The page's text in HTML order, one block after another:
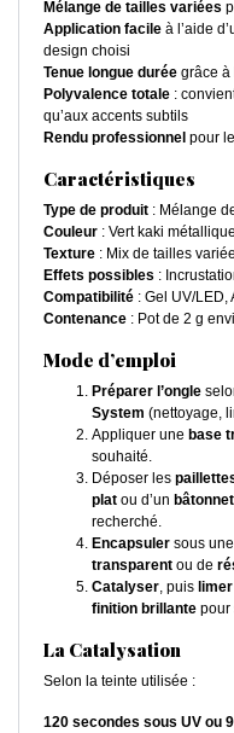
Mélange de tailles variées
Application facile à l’aide
design choisi
Tenue longue durée grâce à
Polyvalence totale :
qu’aux accents subtils
Rendu professionnel pour
Caractéristiques
Type de produit : Mélange
Couleur : Vert kaki métallique
Texture : Mix de tailles
Effets possibles :
Compatibilité : Gel UV/LED,
Contenance : Pot de 2 g
Mode d’emploi
Préparer l’ongle
System (nettoyage,
Appliquer une base
souhaité.
Déposer les
plat ou d’un bâtonnet
recherché.
Encapsuler sous
transparent ou de
Catalyser, puis
finition brillante pour
La Catalysation
Selon la teinte utilisée :
120 secondes sous UV ou